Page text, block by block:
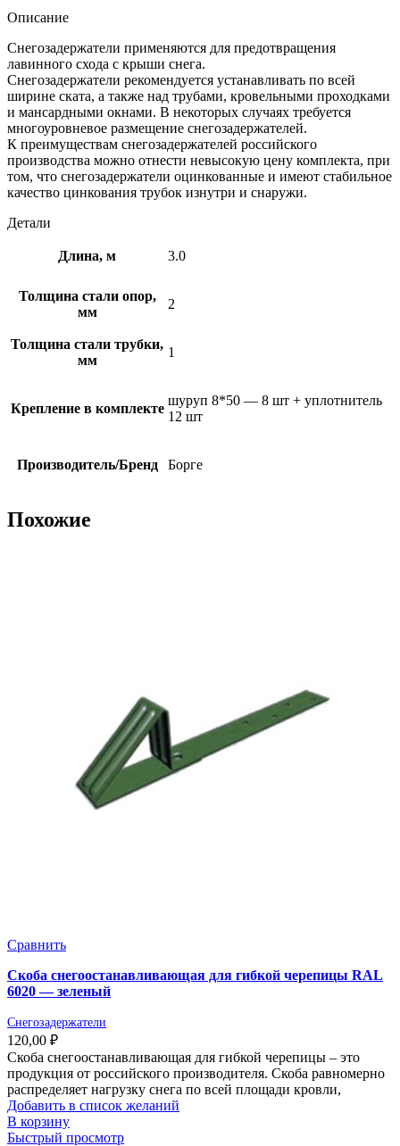
Описание
Снегозадержатели применяются для предотвращения
лавинного схода с крыши снега.
Снегозадержатели рекомендуется устанавливать по всей
ширине ската, а также над трубами, кровельными проходками
и мансардными окнами. В некоторых случаях требуется
многоуровневое размещение снегозадержателей.
К преимуществам снегозадержателей российского
производства можно отнести невысокую цену комплекта, при
том, что снегозадержатели оцинкованные и имеют стабильное
качество цинкования трубок изнутри и снаружи.
Детали
Длина, м 3.0
Толщина стали опор,
мм
2
Толщина стали трубки,
мм
1
Крепление в комплекте
шуруп 8*50 — 8 шт + уплотнитель
12 шт
Производитель/Бренд Борге
Похожие
Сравнить
Скоба снегоостанавливающая для гибкой черепицы RAL
6020 — зеленый
Снегозадержатели
120,00 ₽
Скоба снегоостанавливающая для гибкой черепицы – это
продукция от российского производителя. Скоба равномерно
распределяет нагрузку снега по всей площади кровли,
Добавить в список желаний
В корзину
Быстрый просмотр